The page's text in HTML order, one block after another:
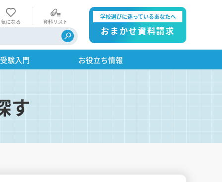
気になる 資料リスト
学校選びに迷っているあなたへ
おまかせ資料請求
験入門 お役立ち情報
す